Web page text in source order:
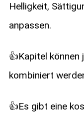
Helligkeit,
anpassen.
👍Kapitel
kombiniert
👍Es gibt eine